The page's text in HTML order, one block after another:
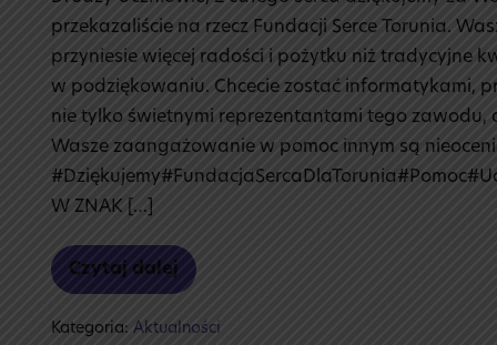
przekazaliście na rzecz Fundacji Serce Torunia.
przyniesie więcej radości i pożytku niż tradycyjne
w podziękowaniu. Chcecie zostać informatykami,
nie tylko świetnymi reprezentantami tego zawodu,
Wasze zaangażowanie w pomoc innym są
W ZNAK […]
Czytaj dalej
Wielkie
serce
Serca
Kategoria: Aktualności